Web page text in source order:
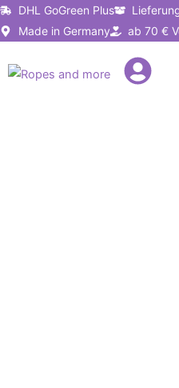
Zum
Inhalt
DHL GoGreen Plus
Made in Germany
ab 70 €